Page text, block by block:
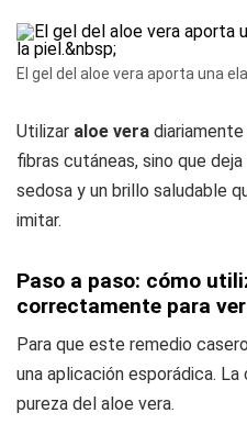
El gel del aloe vera aporta una
Utilizar aloe vera
fibras cutáneas, sino que deja
sedosa y un brillo saludable
imitar.
Paso a paso: cómo
correctamente para
Para que este remedio
una aplicación esporádica.
pureza del aloe vera.